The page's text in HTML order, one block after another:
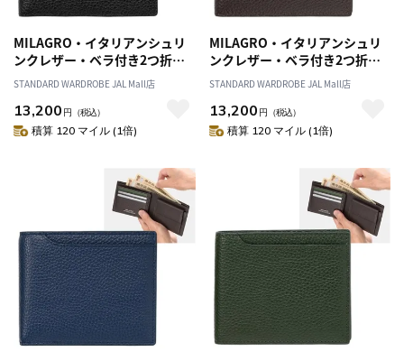
MILAGRO・イタリアンシュリ
ンクレザー・ベラ付き2つ折り
財布・ブラック
STANDARD WARDROBE JAL Mall店
13,200 円 （税込）
積算 120 マイル (1倍)
MILAGRO・イタリアンシュリ
ンクレザー・ベラ付き2つ折り
財布・ダークブラウン
STANDARD WARDROBE JAL Mall店
13,200 円 （税込）
積算 120 マイル (1倍)